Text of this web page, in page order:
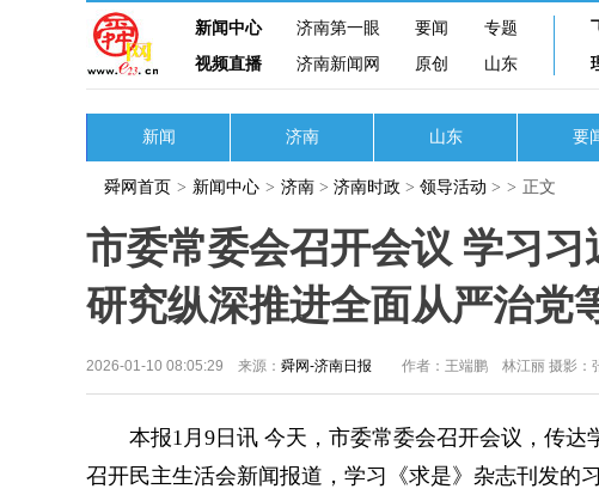
新闻中心 济南第一眼 要闻
专题
视频直播
济南新闻网 原创 山东
新闻 济南 山东 要
舜网首页 > 新闻中心 > 济南 > 济南时政 > 领导活动 > > 正文
市委常委会召开会议 学习
研究纵深推进全面从严治党
2026-01-10 08:05:29 来源： 舜网-济南日报 作者：王端鹏 林江丽 摄影：
本报1月9日讯 今天，市委常委会召开会议，传达
召开民主生活会新闻报道，学习《求是》杂志刊发的